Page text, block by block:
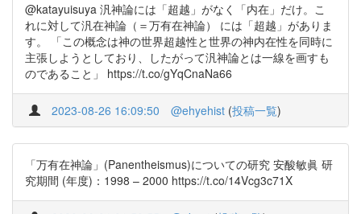
@katayuisuya 汎神論には「超越」がなく「内在」だけ。こ
れに対して汎在神論（＝万有在神論） には「超越」がありま
す。 「この概念は神の世界超越性と世界の神内在性を同時に
主張しようとしており、したがって汎神論とは一線を画すも
のであること」 https://t.co/gYqCnaNa66
2023-08-26 16:09:50 @ehyehist (投稿一覧)
「万有在神論」(Panentheismus)についての研究 安酸敏眞 研
究期間 (年度)：1998 – 2000 https://t.co/14Vcg3c71X